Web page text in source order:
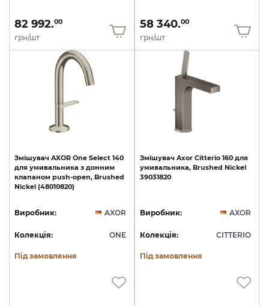
82 992.00
грн/шт
58 340.00
грн/шт
Змішувач AXOR One Select 140
для умивальника з донним
клапаном push-open, Brushed
Nickel (48010820)
Виробник: AXOR
Колекція: ONE
Під замовлення
Змішувач Axor Citterio 160 для
умивальника, Brushed Nickel
39031820
Виробник: AXOR
Колекція: CITTERIO
Під замовлення